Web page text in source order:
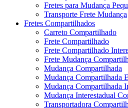
Fretes para Mudança
Transporte Frete Mudança
Fretes Compartilhados
Carreto Compartilhado
Frete Compartilhado
Frete Compartilhado
Frete Mudança
Mudança Compartilhada
Mudança Compartilhada
Mudança Compartilhada
Mudança Interestadual
Transportadora